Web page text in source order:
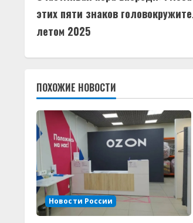
р
о
д
о
л
ж
т
ь
этих пяти знаков
летом 2025
ПОХОЖИЕ НОВОСТИ
Новости России